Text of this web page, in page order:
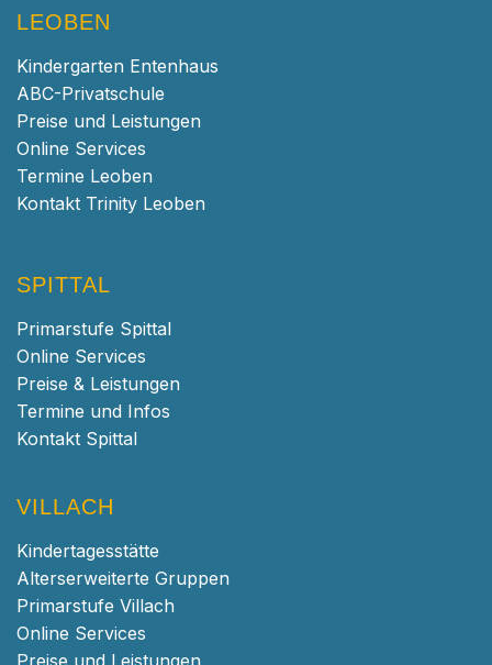
LEOBEN
Kindergarten Entenhaus
ABC-Privatschule
Preise und Leistungen
Online Services
Termine Leoben
Kontakt Trinity Leoben
SPITTAL
Primarstufe Spittal
Online Services
Preise & Leistungen
Termine und Infos
Kontakt Spittal
VILLACH
Kindertagesstätte
Alterserweiterte Gruppen
Primarstufe Villach
Online Services
Preise und Leistungen